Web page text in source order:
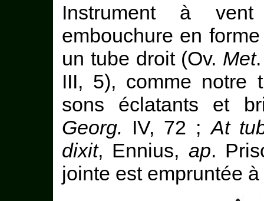
Instrument à
embouchure en
un tube droit (Ov. Met
III, 5), comme notre
sons éclatants et
Georg. IV, 72 ;At
dixit, Ennius, ap.
jointe est empruntée